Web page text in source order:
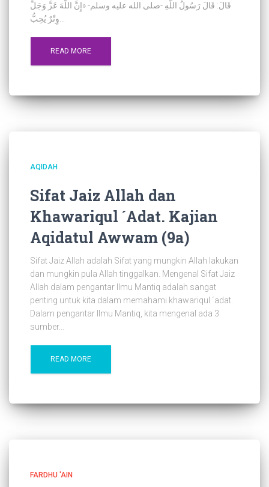
قَالَ: قَالَ رَسُولُ اللَّهِ -صلى الله عليه وسلم- «إِنَّ اللَّهَ عَزَّ وَجَلَّ
READ MORE
AQIDAH
Sifat Jaiz Allah dan
Khawariqul ´Adat. Kajian
Aqidatul Awwam (9a)
Sifat Jaiz Allah adalah Sifat yang mungkin Allah lakukan
dan mungkin pula Allah tinggalkan. Mengenal Sifat Jaiz
Allah dalam pengantar Ilmu Mantiq adalah sangat
penting untuk kita dalam memahami khawariqul ´adat.
Dalam pengantar Ilmu Mantiq, kita mengenal ada 3
sumber...
READ MORE
FARDHU 'AIN